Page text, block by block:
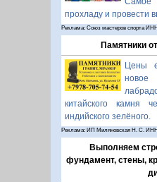
прохладу и провести
Реклама: Союз мастеров спорта
Памятники
Цены
китайского камня
индийского зелёного.
Реклама: ИП Миляновская Н. С.
Выполняем
фундамент, стены,